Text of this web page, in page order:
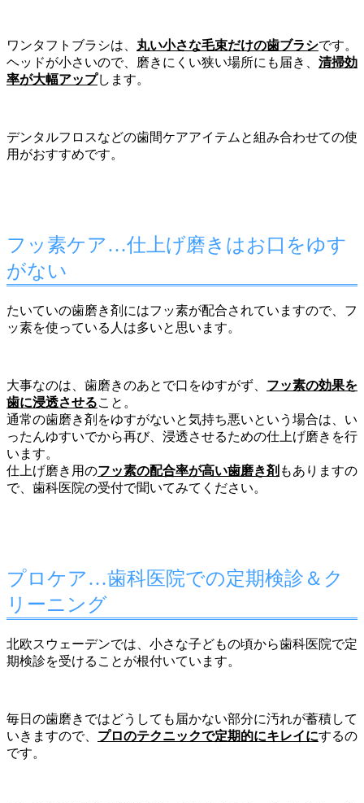
ワンタフトブラシは、 丸い小さな毛束だけの歯ブラシです。
ヘッドが小さいので、磨きにくい狭い場所にも届き、 清掃効
率が大幅アップします。
デンタルフロスなどの歯間ケアアイテムと組み合わせての使
用がおすすめです。
フッ素ケア…仕上げ磨きはお口をゆす
がない
たいていの歯磨き剤にはフッ素が配合されていますので、フ
ッ素を使っている人は多いと思います。
大事なのは、歯磨きのあとで口をゆすがず、 フッ素の効果を
歯に浸透させること。
通常の歯磨き剤をゆすがないと気持ち悪いという場合は、い
ったんゆすいでから再び、浸透させるための仕上げ磨きを行
います。
仕上げ磨き用のフッ素の配合率が高い歯磨き剤 もありますの
で、歯科医院の受付で聞いてみてください。
プロケア…歯科医院での定期検診＆ク
リーニング
北欧スウェーデンでは、小さな子どもの頃から歯科医院で定
期検診を受けることが根付いています。
毎日の歯磨きではどうしても届かない部分に汚れが蓄積して
いきますので、 プロのテクニックで定期的にキレイにするの
です。